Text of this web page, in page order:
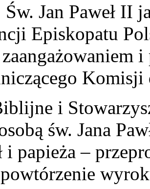
Jan Paweł II
Episkopatu
i
Komisji
i
św. Jana
i papieża –